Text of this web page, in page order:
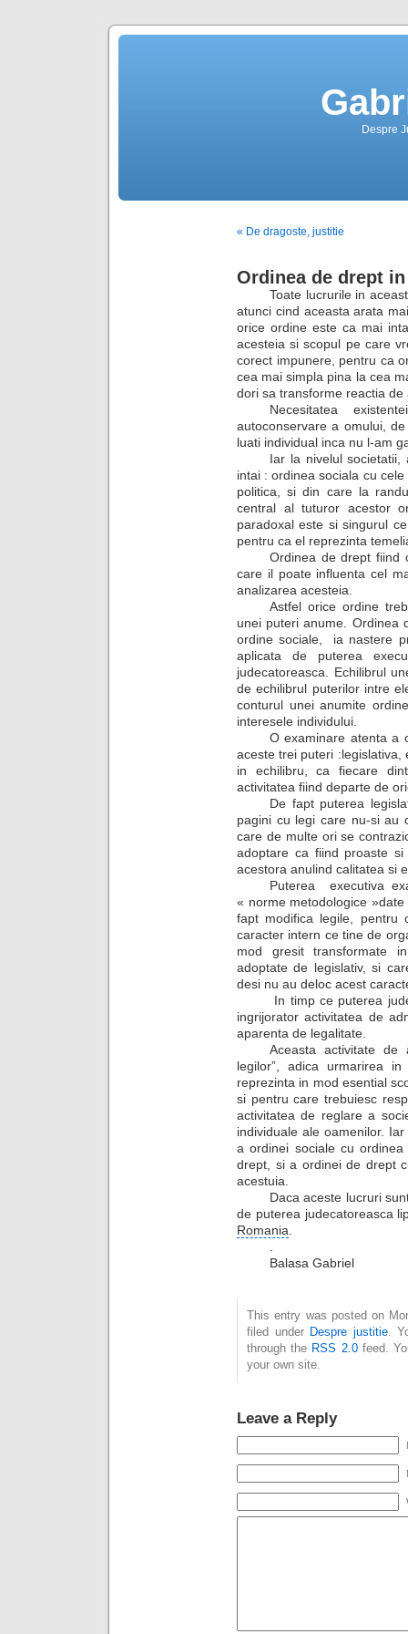
Despre
« De dragoste, justitie
Ordinea de drept
Toate lucrurile in
atunci cind aceasta arata
orice ordine este ca mai
acesteia si scopul pe care
corect impunere, pentru ca
cea mai simpla pina la cea
dori sa transforme reactia
Necesitatea
autoconservare a omului,
luati individual inca nu l-am
Iar la nivelul societatii,
intai : ordinea sociala cu
politica, si din care la
central al tuturor acestor
paradoxal este si singurul
pentru ca el reprezinta
Ordinea de drept fiind
care il poate influenta cel
analizarea acesteia.
Astfel orice ordine
unei puteri anume. Ordinea
ordine sociale,
ia nastere
aplicata de puterea
judecatoreasca. Echilibrul
de echilibrul puterilor intre
conturul unei anumite
interesele individului.
O examinare atenta a
aceste trei puteri :legislativa,
in echilibru, ca fiecare
activitatea fiind departe de
De fapt puterea
pagini cu legi care nu-si au
care de multe ori se
adoptare ca fiind proaste
acestora anulind calitatea si
Puterea
executiva
« norme metodologice
fapt modifica legile,
caracter intern ce tine de
mod gresit transformate
adoptate de legislativ, si
desi nu au deloc acest
In timp ce puterea
ingrijorator activitatea de
aparenta de legalitate.
Aceasta activitate de
legilor”, adica urmarirea
reprezinta in mod esential
si pentru care trebuiesc
activitatea de reglare a
individuale ale oamenilor.
a ordinei sociale cu
drept, si a ordinei de drept
acestuia.
Daca aceste lucruri
de puterea judecatoreasca
Romania
Balasa Gabriel
This entry was posted on
filed under Despre justitie.
through the RSS 2.0feed.
your own site.
Leave a Reply